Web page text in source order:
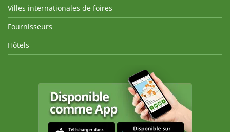
Villes internationales de foires
Fournisseurs
Hôtels